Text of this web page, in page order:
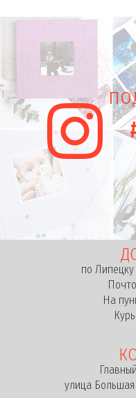
по
На
улица Большая